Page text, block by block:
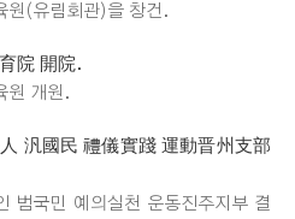
원(유림회관)을 창건.
院 開院.
원 개원.
汎國民 禮儀實踐 運動晋州支部
범국민 예의실천 운동진주지부 결